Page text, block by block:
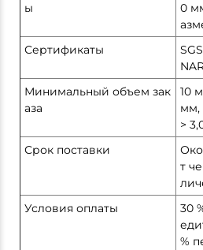
ы
0
Сертификаты
Минимальный объем зак
аза
10
мм,
>
Срок поставки
т
Условия оплаты
30
%